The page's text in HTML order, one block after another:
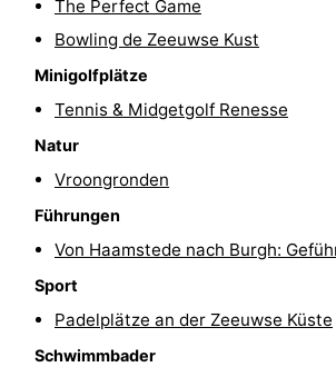
Rundfahrten
Spielplätze
Indoor-
Spielplätze
Bowling
Zentren
Dörfer
Natur
The Perfect Game
Bowling de Zeeuwse Kust
Minigolfplätze
Tennis & Midgetgolf Renesse
Natur
Vroongronden
Führungen
Von Haamstede nach Burgh:
Sport
Padelplätze an der Zeeuwse Küste
Schwimmbader